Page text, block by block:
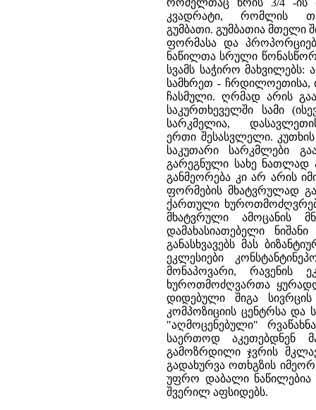
რომელთაც წრის 3/4 -ის
კვადრატი, რომლის
გუმბათი. გუმბათია მთელი
ფორმასა და
ნაწილთა სრული
სვამს საჭირო
სამხრეთ - ჩრდილოეთისა,
ჩასმული. ღრმად არის
საკურთხეველში სამი
სარკმელია,
ერთი შესასვლელი.
საკუთარი სარკმლები
გარეგნული სახე ნათლად
განმეორება კი არ არის
ფორმების მხატვრულად
ქართული
მხატვრული ამოცანის
დამახასიათებელი
განასხვავებს მას
ეკლესიები
მონაპოვარი, რავენის
ხუროთმოძღვართა
დიდებული შიგა
კომპოზიციის ცენტრსა და
"აღმოცენებული"
საერთოდ აკეთებდნენ
გამოზრდილი ჯვრის
გადახურვა ოთხგზის
უფრო დაბალი ნაწილებია
შვერილ აფსიდებს.